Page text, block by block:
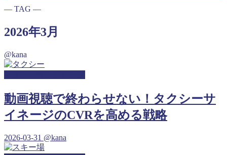
― TAG ―
2026年3月
@kana
動画視聴で終わらせない！タクシーサ
イネージのCVRを高める戦略
2026-03-31 @kana